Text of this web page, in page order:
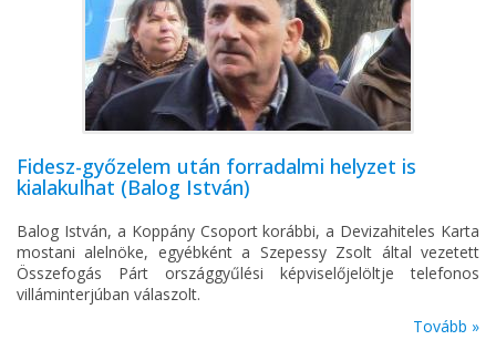
Fidesz-győzelem után forradalmi helyzet is
kialakulhat (Balog István)
Balog István, a Koppány Csoport korábbi, a Devizahiteles Karta
mostani alelnöke, egyébként a Szepessy Zsolt által vezetett
Összefogás Párt országgyűlési képviselőjelöltje telefonos
villáminterjúban válaszolt.
Tovább »